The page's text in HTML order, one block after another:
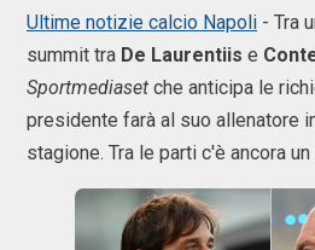
Ultime notizie calcio Napoli - Tra
summit tra De Laurentiis e
Sportmediaset che anticipa le
presidente farà al suo allenatore
stagione. Tra le parti c'è ancora